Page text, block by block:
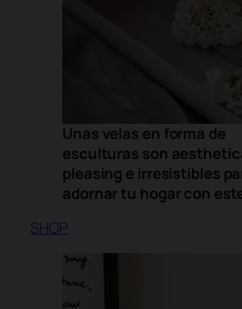
Unas velas en forma de
esculturas son
pleasing e irresistibles
adornar tu hogar con
SHOP